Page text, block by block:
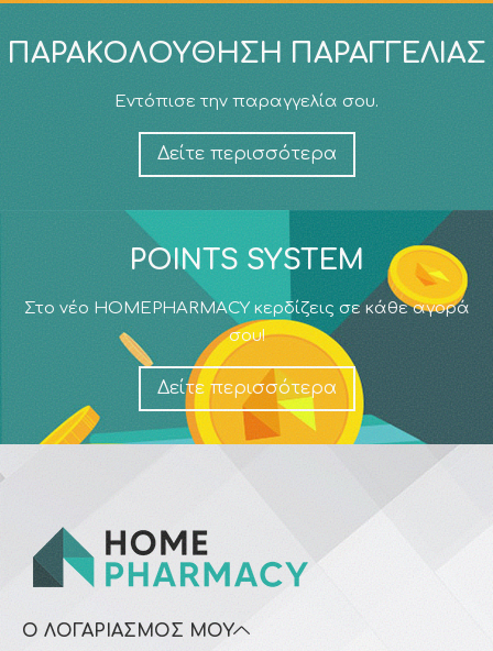
ΠΑΡΑΚΟΛΟΎΘΗΣΗ ΠΑΡΑΓΓΕΛΊΑΣ
Εντόπισε την παραγγελία σου.
Δείτε περισσότερα
POINTS SYSTEM
Στο νέο HOMEPHARMACY κερδίζεις σε κάθε αγορά
σου!
Δείτε περισσότερα
Ο ΛΟΓΑΡΙΑΣΜΌΣ ΜΟΥ